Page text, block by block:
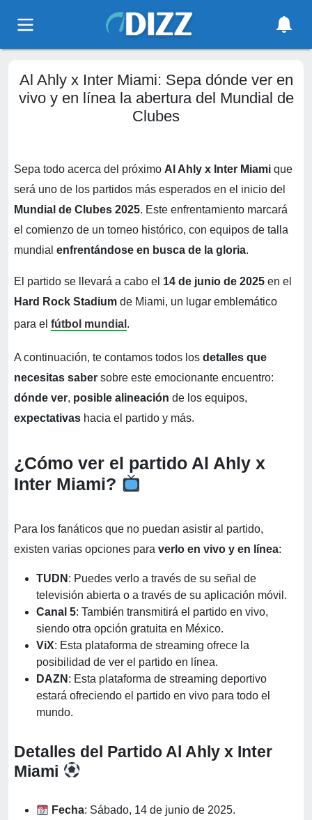
Al Ahly x Inter Miami: Sepa dónde ver en
vivo y en línea la abertura del Mundial de
Clubes
Sepa todo acerca del próximo Al Ahly x Inter Miami que
será uno de los partidos más esperados en el inicio del
Mundial de Clubes 2025. Este enfrentamiento marcará
el comienzo de un torneo histórico, con equipos de talla
mundial enfrentándose en busca de la gloria.
El partido se llevará a cabo el 14 de junio de 2025 en el
Hard Rock Stadium de Miami, un lugar emblemático
para el fútbol mundial .
A continuación, te contamos todos los detalles que
necesitas saber sobre este emocionante encuentro:
dónde ver, posible alineación de los equipos,
expectativas hacia el partido y más.
¿Cómo ver el partido Al Ahly x
Inter Miami?
Para los fanáticos que no puedan asistir al partido,
existen varias opciones para verlo en vivo y en línea:
TUDN : Puedes verlo a través de su señal de
televisión abierta o a través de su aplicación móvil.
Canal 5: También transmitirá el partido en vivo,
siendo otra opción gratuita en México.
ViX: Esta plataforma de streaming ofrece la
posibilidad de ver el partido en línea.
DAZN : Esta plataforma de streaming deportivo
estará ofreciendo el partido en vivo para todo el
mundo.
Detalles del Partido Al Ahly x Inter
Miami
Fecha: Sábado, 14 de junio de 2025.